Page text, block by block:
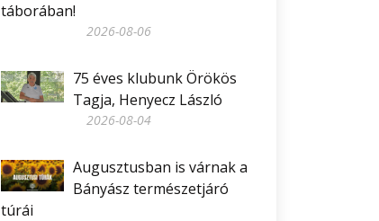
táborában!
2026-08-06
75 éves klubunk Örökös
Tagja, Henyecz László
2026-08-04
Augusztusban is várnak a
Bányász természetjáró
túrái